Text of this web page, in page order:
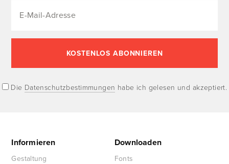
Die Datenschutzbestimmungen habe ich gelesen und akzeptiert.
Informieren
Gestaltung
Downloaden
Fonts